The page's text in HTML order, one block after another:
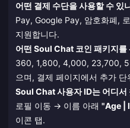
어떤 결제 수단을 사용할 수 있
Pay, Google Pay, 암호화폐,
지원합니다.
어떤 Soul Chat 코인 패키지를
360, 1,800, 4,000, 23,700,
으며, 결제 페이지에서 추가
Soul Chat 사용자 ID는 어디서
로필 이동 → 이름 아래 "Age |
이콘 탭.